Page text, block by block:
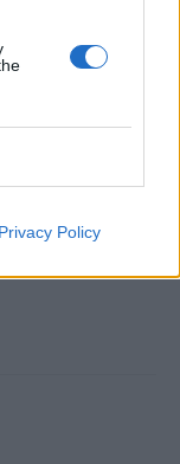
Privacy Policy
vagy, nyakon is
magán a
szemét. Az
orgonaillatot
Nincs
a szemben lévő